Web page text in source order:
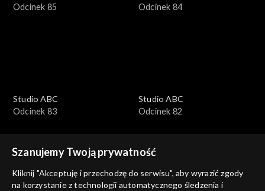
Odcinek 85
Odcinek 84
Studio ABC
Odcinek 83
Studio ABC
Odcinek 82
Szanujemy Twoją prywatność
Kliknij "Akceptuję i przechodzę do serwisu", aby wyrazić zgody
na korzystanie z technologii automatycznego śledzenia i